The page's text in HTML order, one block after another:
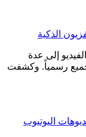
الذكية
إلى عدة
رسمياً. وكشفت
اليوتيوب